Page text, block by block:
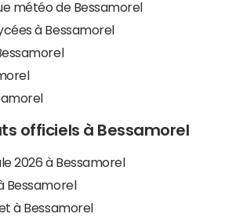
météo de Bessamorel
à Bessamorel
officiels à Bessamorel
2026 à Bessamorel
Bessamorel
à Bessamorel